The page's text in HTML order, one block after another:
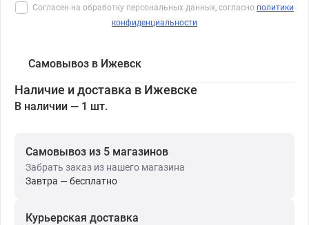
Согласен на обработку персональных данных, согласно политики
конфиденциальности
Самовывоз в Ижевск
Наличие и доставка в Ижевске
В наличии — 1 шт.
Самовывоз из 5 магазинов
Забрать заказ из нашего магазина
Завтра — бесплатно
Курьерская доставка